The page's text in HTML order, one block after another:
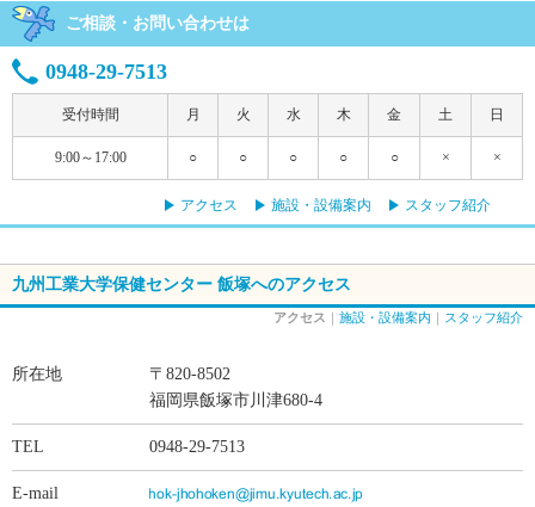
ご相談・お問い合わせは
0948-29-7513
受付時間 月 火 水 木 金 土 日
9:00～17:00 ○ ○ ○ ○ ○ × ×
アクセス 施設・設備案内 スタッフ紹介
九州工業大学保健センター 飯塚へのアクセス
アクセス ｜ 施設・設備案内 ｜ スタッフ紹介
所在地
〒820-8502
福岡県飯塚市川津680-4
TEL 0948-29-7513
E-mail